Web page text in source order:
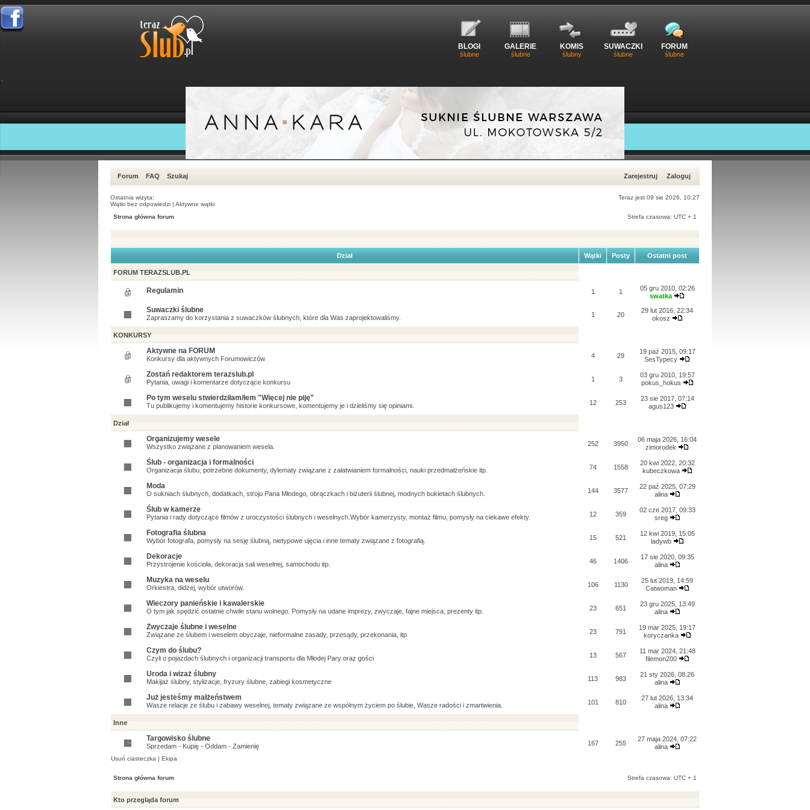
BLOGI
ślubne
GALERIE
ślubne
KOMIS
ślubny
SUWACZKI
ślubne
FORUM
ślubne
Forum FAQ Szukaj Zarejestruj Zaloguj
Ostatnia wizyta:
Teraz jest 09 sie 2026, 10:27
Wątki bez odpowiedzi | Aktywne wątki
Strona główna forum
Strefa czasowa: UTC + 1
Dział Wątki Posty Ostatni post
FORUM TERAZSLUB.PL
Regulamin 1 1
05 gru 2010, 02:26
swatka
Suwaczki ślubne
Zapraszamy do korzystania z suwaczków ślubnych, które dla Was zaprojektowaliśmy. 1 20
29 lut 2016, 22:34
okosz
KONKURSY
Aktywne na FORUM
Konkursy dla aktywnych Forumowiczów 4 29
19 paź 2015, 09:17
SesTypecy
Zostań redaktorem terazslub.pl
Pytania, uwagi i komentarze dotyczące konkursu 1 3
03 gru 2010, 19:57
pokus_hokus
Po tym weselu stwierdziłam/łem "Więcej nie piję"
Tu publikujemy i komentujemy historie konkursowe, komentujemy je i dzieliśmy się opiniami. 12 253
23 sie 2017, 07:14
agus123
Dział
Organizujemy wesele
Wszystko związane z planowaniem wesela. 252 3950
06 maja 2026, 16:04
zimorodek
Ślub - organizacja i formalności
Organizacja ślubu, potrzebne dokumenty, dylematy związane z załatwianiem formalności, nauki przedmałżeńskie itp. 74 1558
20 kwi 2022, 20:32
kubeczkowa
Moda
O sukniach ślubnych, dodatkach, stroju Pana Młodego, obrączkach i biżuterii ślubnej, modnych bukietach ślubnych. 144 3577
22 paź 2025, 07:29
alina
Ślub w kamerze
Pytania i rady dotyczące filmów z uroczystości ślubnych i weselnych.Wybór kamerzysty, montaż filmu, pomysły na ciekawe efekty. 12 359
02 cze 2017, 09:33
sreg
Fotografia ślubna
Wybór fotografa, pomysły na sesję ślubną, nietypowe ujęcia i inne tematy związane z fotografią. 15 521
12 kwi 2019, 15:05
ladywb
Dekoracje
Przystrojenie kościoła, dekoracja sali weselnej, samochodu itp. 46 1406
17 sie 2020, 09:35
alina
Muzyka na weselu
Orkiestra, didżej, wybór utworów. 106 1130
25 lut 2019, 14:59
Catwoman
Wieczory panieńskie i kawalerskie
O tym jak spędzić ostatnie chwile stanu wolnego. Pomysły na udane imprezy, zwyczaje, fajne miejsca, prezenty itp. 23 651
23 gru 2025, 13:49
alina
Zwyczaje ślubne i weselne
Związane ze ślubem i weselem obyczaje, nieformalne zasady, przesądy, przekonania, itp 23 791
19 mar 2025, 19:17
koryczanka
Czym do ślubu?
Czyli o pojazdach ślubnych i organizacji transportu dla Młodej Pary oraz gości 13 567
11 mar 2024, 21:48
filemon200
Uroda i wizaż ślubny
Makijaż ślubny, stylizacje, fryzury ślubne, zabiegi kosmetyczne 113 983
21 sty 2026, 08:26
alina
Już jesteśmy małżeństwem
Wasze relacje ze ślubu i zabawy weselnej, tematy związane ze wspólnym życiem po ślubie, Wasze radości i zmartwienia. 101 810
27 lut 2026, 13:34
alina
Inne
Targowisko ślubne
Sprzedam - Kupię - Oddam - Zamienię 167 255
27 maja 2024, 07:22
alina
Usuń ciasteczka | Ekipa
Strona główna forum Strefa czasowa: UTC + 1
Kto przegląda forum